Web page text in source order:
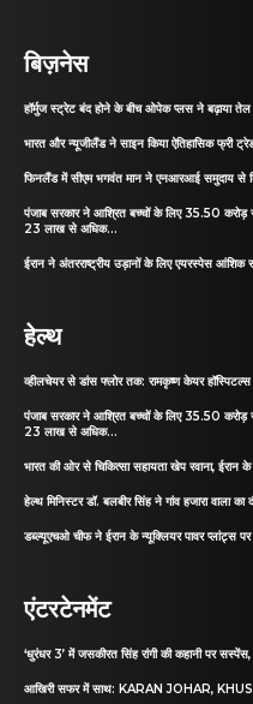
बिज़नेस
हॉर्मुज स्ट्रेट बंद होने के बीच ओपेक प्लस ने बढ़ाया तेल
भारत और न्यूजीलैंड ने साइन किया ऐतिहासिक फ्री
फिनलैंड में सीएम भगवंत मान ने एनआरआई समुदाय से
पंजाब सरकार ने आश्रित बच्चों के लिए 35.50 करोड़
23 लाख से अधिक...
ईरान ने अंतरराष्ट्रीय उड़ानों के लिए एयरस्पेस आंशिक
हेल्थ
व्हीलचेयर से डांस फ्लोर तक: रामकृष्ण केयर
पंजाब सरकार ने आश्रित बच्चों के लिए 35.50 करोड़
23 लाख से अधिक...
भारत की ओर से चिकित्सा सहायता खेप रवाना, ईरान
हेल्थ मिनिस्टर डॉ. बलबीर सिंह ने गांव हजारा वाला का
डब्ल्यूएचओ चीफ ने ईरान के न्यूक्लियर पावर प्लांट्स
एंटरटेनमेंट
‘धुरंधर 3’ में जसकीरत सिंह रांगी की कहानी पर
आखिरी सफर में साथ: KARAN JOHAR,